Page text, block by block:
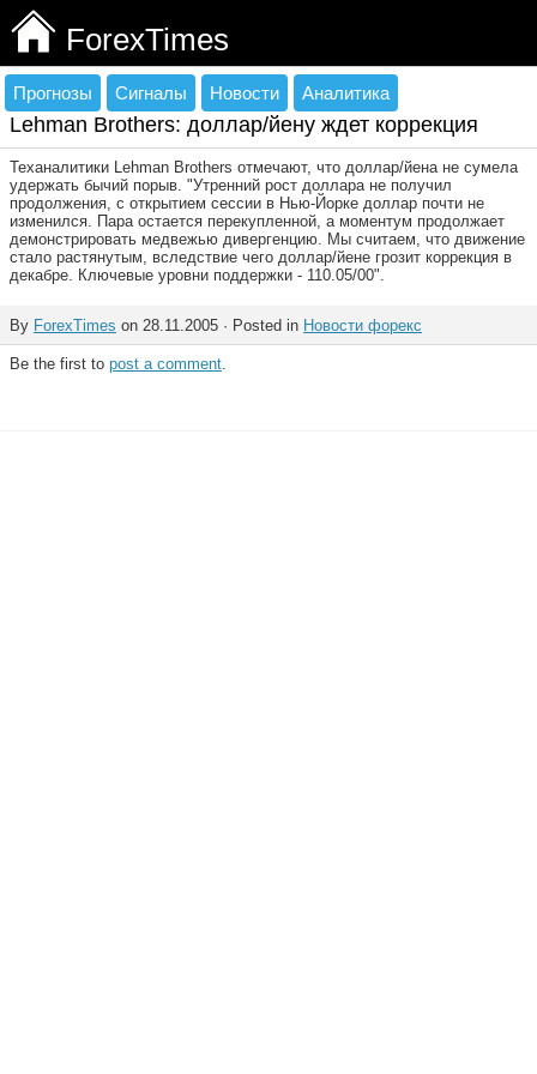
ForexTimes
Прогнозы Сигналы Новости Аналитика
Lehman Brothers: доллар/йену ждет коррекция
Теханалитики Lehman Brothers отмечают, что доллар/йена не сумела
удержать бычий порыв. "Утренний рост доллара не получил
продолжения, с открытием сессии в Нью-Йорке доллар почти не
изменился. Пара остается перекупленной, а моментум продолжает
демонстрировать медвежью дивергенцию. Мы считаем, что движение
стало растянутым, вследствие чего доллар/йене грозит коррекция в
декабре. Ключевые уровни поддержки - 110.05/00".
By ForexTimes on 28.11.2005 · Posted in Новости форекс
Be the first to post a comment.